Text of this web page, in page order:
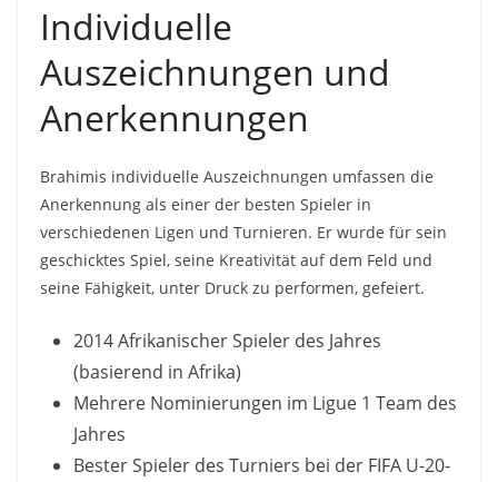
Individuelle
Auszeichnungen und
Anerkennungen
Brahimis individuelle Auszeichnungen umfassen die
Anerkennung als einer der besten Spieler in
verschiedenen Ligen und Turnieren. Er wurde für sein
geschicktes Spiel, seine Kreativität auf dem Feld und
seine Fähigkeit, unter Druck zu performen, gefeiert.
2014 Afrikanischer Spieler des Jahres
(basierend in Afrika)
Mehrere Nominierungen im Ligue 1 Team des
Jahres
Bester Spieler des Turniers bei der FIFA U-20-